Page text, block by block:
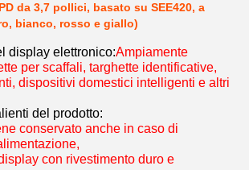
da 3,7 pollici, basato su SEE420, a
bianco, rosso e giallo)
display elettronico:Ampiamente
per scaffali, targhette identificative,
dispositivi domestici intelligenti e altri
del prodotto:
conservato anche in caso di
con rivestimento duro e